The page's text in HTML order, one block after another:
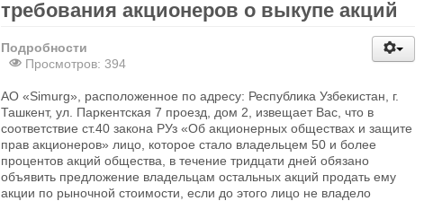
требования акционеров о выкупе акций
Подробности
Просмотров: 394
АО «Simurg», расположенное по адресу: Республика Узбекистан, г.
Ташкент, ул. Паркентская 7 проезд, дом 2, извещает Вас, что в
соответствие ст.40 закона РУз «Об акционерных обществах и защите
прав акционеров» лицо, которое стало владельцем 50 и более
процентов акций общества, в течение тридцати дней обязано
объявить предложение владельцам остальных акций продать ему
акции по рыночной стоимости, если до этого лицо не владело